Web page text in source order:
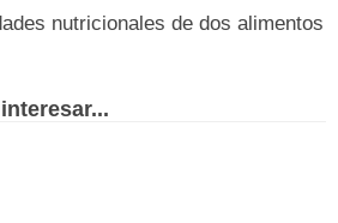
nutricionales de dos alimentos